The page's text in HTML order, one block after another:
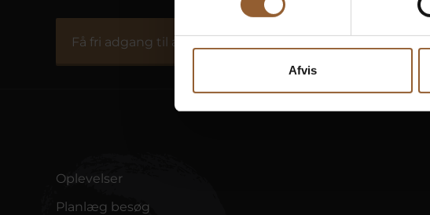
Afvis
Få fri adgang til alle museer
Oplevelser
Planlæg besøg